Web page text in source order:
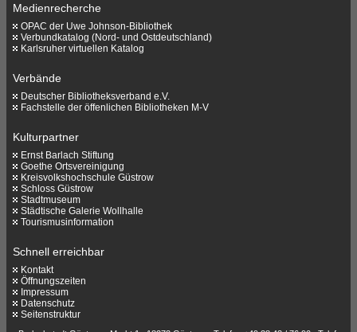
Medienrecherche
OPAC der Uwe Johnson-Bibliothek
Verbundkatalog (Nord- und Ostdeutschland)
Karlsruher virtuellen Katalog
Verbände
Deutscher Bibliotheksverband e.V.
Fachstelle der öffenlichen Bibliotheken M-V
Kulturpartner
Ernst Barlach Stiftung
Goethe Ortsvereinigung
Kreisvolkshochschule Güstrow
Schloss Güstrow
Stadtmuseum
Städtische Galerie Wollhalle
Tourismusinformation
Schnell erreichbar
Kontakt
Öffnungszeiten
Impressum
Datenschutz
Seitenstruktur